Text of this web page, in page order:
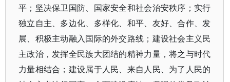
平；坚决保卫国防、国家安全和社会治安秩序；实行
独立自主、多边化、多样化、和平、友好、合作、发
展、积极主动融入国际的外交路线；建设社会主义民
主政治，发挥全民族大团结的精神力量，将之与时代
力量相结合；建设属于人民、来自人民、为了人民的